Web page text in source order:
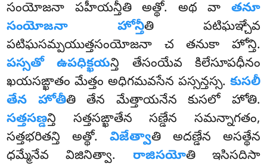
సంయోజనా పహీయన్తీతి అత్థో. అథ వా తనూ
సంయోజనా హోన్తీతి పటిఘఞ్చేవ
పటిఘసమ్పయుత్తసంయోజనా చ తనుకా హోన్తి.
పస్సతో ఉపధిక్ఖయన్తి తేసంయేవ కిలేసూపధీనం
ఖయసఙ్ఖాతం మేత్తం అధిగమవసేన పస్సన్తస్స. కుసలీ
తేన హోతీతి తేన మేత్తాయనేన కుసలో హోతి.
సత్తసణ్డన్తి సత్తసఙ్ఖాతేన సణ్డేన సమన్నాగతం,
సత్తభరితన్తి అత్థో. విజేత్వాతి అదణ్డేన అసత్థేన
ధమ్మేనేవ విజినిత్వా. రాజిసయోతి ఇసిసదిసా